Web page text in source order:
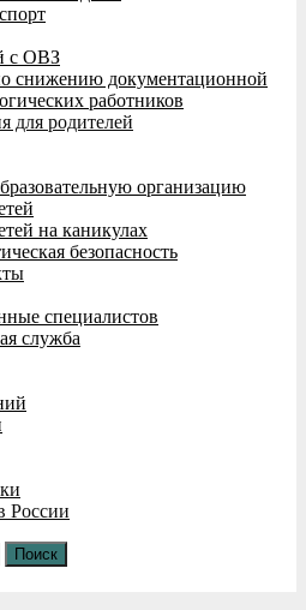
с ОВЗ
снижению документационной
работников
для родителей
организацию
на каникулах
безопасность
специалистов
служба
России